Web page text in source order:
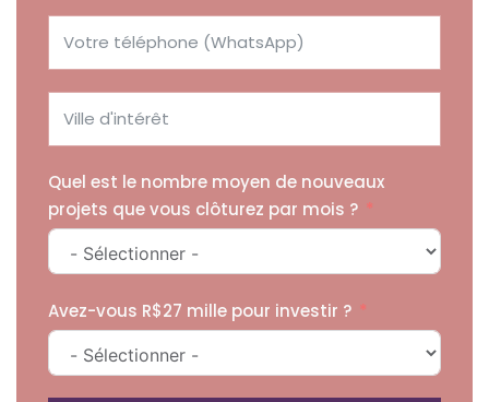
Quel est le nombre moyen de nouveaux
projets que vous clôturez par mois ?
Avez-vous R$27 mille pour investir ?